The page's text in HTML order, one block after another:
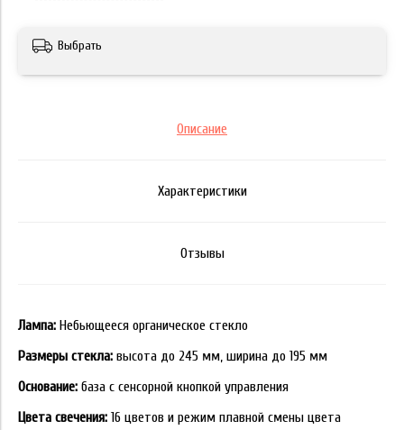
Выбрать
Описание
Характеристики
Отзывы
Лампа: Небьющееся органическое стекло
Размеры стекла: высота до 245 мм, ширина до 195 мм
Основание: база с сенсорной кнопкой управления
Цвета свечения: 16 цветов и режим плавной смены цвета